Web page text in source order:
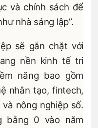
và chính sách để
nhà sáng lập”.
sẽ gắn chặt với
nền kinh tế tri
năng bao gồm
nhân tạo, fintech,
nông nghiệp số.
bằng 0 vào năm